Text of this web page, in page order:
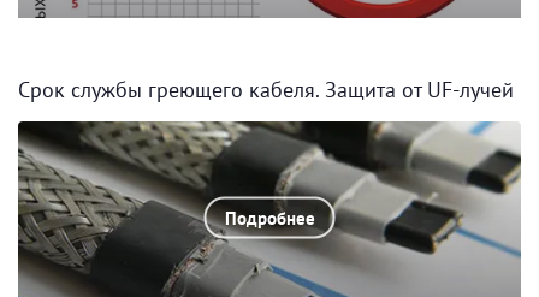
Срок службы греющего кабеля. Защита от UF-лучей
Подробнее